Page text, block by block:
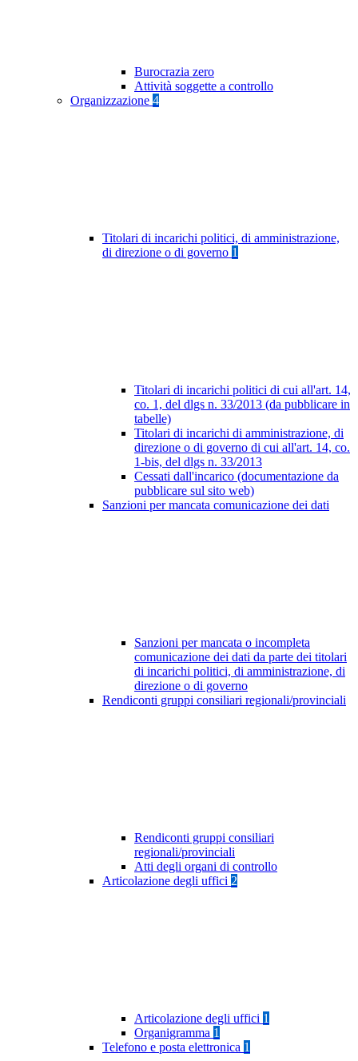
Burocrazia zero
Attività soggette a controllo
Organizzazione 4
Titolari di incarichi politici, di amministrazione,
di direzione o di governo 1
Titolari di incarichi politici di cui all'art. 14,
co. 1, del dlgs n. 33/2013 (da pubblicare in
tabelle)
Titolari di incarichi di amministrazione, di
direzione o di governo di cui all'art. 14, co.
1-bis, del dlgs n. 33/2013
Cessati dall'incarico (documentazione da
pubblicare sul sito web)
Sanzioni per mancata comunicazione dei dati
Sanzioni per mancata o incompleta
comunicazione dei dati da parte dei titolari
di incarichi politici, di amministrazione, di
direzione o di governo
Rendiconti gruppi consiliari regionali/provinciali
Rendiconti gruppi consiliari
regionali/provinciali
Atti degli organi di controllo
Articolazione degli uffici 2
Articolazione degli uffici 1
Organigramma 1
Telefono e posta elettronica 1